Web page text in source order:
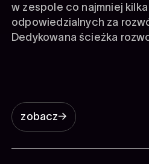
w zespole co najmniej
odpowiedzialnych za
Dedykowana ścieżka
zobacz